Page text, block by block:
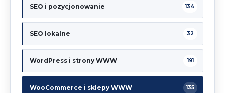
SEO i pozycjonowanie 134
SEO lokalne 32
WordPress i strony WWW 191
WooCommerce i sklepy WWW 135